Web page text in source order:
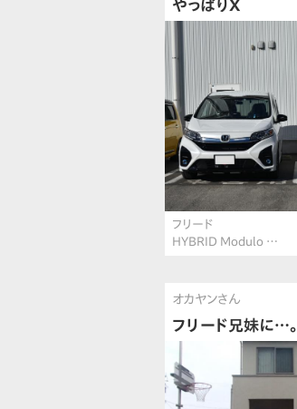
やっぱりX
フリード
HYBRID Modulo …
オカヤンさん
フリード兄妹に…。